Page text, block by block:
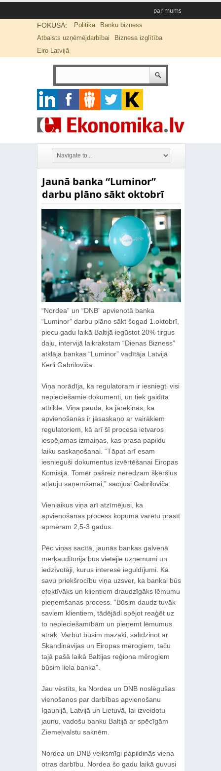
par mums
FOKUSĀ: Politika
Banku bizness
Atbalsts uzņēmējdarbībai
Biznesa izglītība
Eiro Latvijā
Jaunā banka “Luminor”
darbu plāno sākt oktobrī
“Nordea” un “DNB” apvienotā banka
“Luminor” darbu plāno sākt šogad 1.oktobrī,
piecu gadu laikā Baltijā iegūstot 20% tirgus
daļu, intervijā laikrakstam “Dienas Bizness”
atklāja bankas “Luminor” vadītāja Latvijā
Kerli Gabriloviča.
Viņa norādīja, ka regulatoram ir iesniegti visi
nepieciešamie dokumenti, un tiek gaidīta
atbilde. Viņa pauda, ka jārēķinās, ka
apvienošanās ir jāsaskaņo ar vairākiem
regulatoriem, kā arī šī procesa ietvaros
iespējamas izmaiņas, kas prasa papildu
laiku saskaņošanai. “Tāpat arī esam
iesnieguši dokumentus izvērtēšanai Eiropas
Komisijā. Tomēr pašreiz neredzam šķēršļus
atļauju saņemšanai,” sacījusi Gabriloviča.
Vienlaikus viņa arī atzīmējusi, ka
apvienošanas process kopumā varētu prasīt
apmēram 2,5-3 gadus.
Pēc viņas sacītā, jaunās bankas galvenā
mērķauditorija būs vietējie uzņēmumi un
iedzīvotāji, kurus interesē ieguldījumi. Kā
savu priekšrocību viņa uzsver, ka bankai būs
efektīvāks un klientiem draudzīgāks lēmumu
pieņemšanas process. “Būsim daudz tuvāk
saviem klientiem, tādējādi spējot reaģēt uz
to nepieciešamībām un pieņemt lēmumus
ātrāk. Varbūt būsim mazāki, salīdzinot ar
Skandināvijas un Eiropas mērogiem, taču
tajā pašā laikā Baltijas reģiona mērogiem
būsim liela banka”.
Jau vēstīts, ka Nordea un DNB noslēgušas
vienošanos par darbības apvienošanu
Igaunijā, Latvijā un Lietuvā, lai izveidotu
jaunu, vadošu banku Baltijā ar spēcīgām
Ziemeļvalstu saknēm.
Nordea un DNB veiksmīgi papildinās viena
otras darbību. Nordea šo gadu laikā guvusi